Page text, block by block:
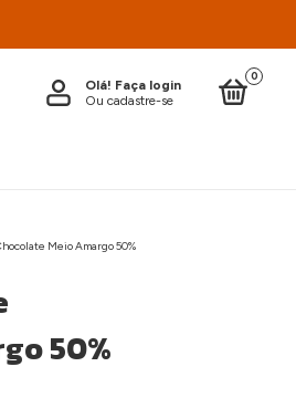
Olá! Faça login
Ou cadastre-se
0
Meio Amargo 50%
50%